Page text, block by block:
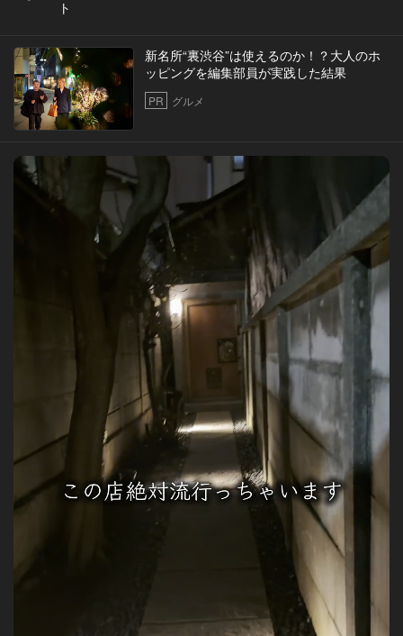
ト
新名所“裏渋谷”は使えるのか！？大人のホ
ッピングを編集部員が実践した結果
PR グルメ